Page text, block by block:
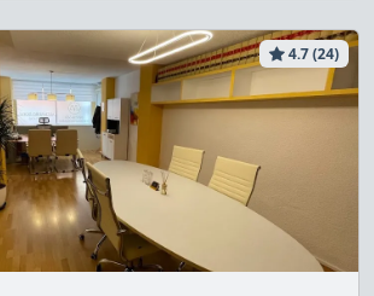
4.7 (24)